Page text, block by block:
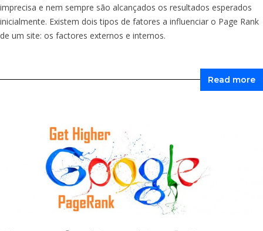
imprecisa e nem sempre são alcançados os resultados esperados
inicialmente. Existem dois tipos de fatores a influenciar o Page Rank
de um site: os factores externos e internos.
Read more